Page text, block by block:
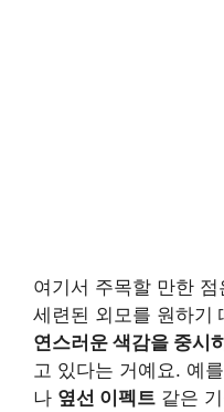
여기서 주목할 만한
세련된 외모를 원하기
연스러운 색감을 중시
고 있다는 거예요. 예
나 옆선 이펙트 같은